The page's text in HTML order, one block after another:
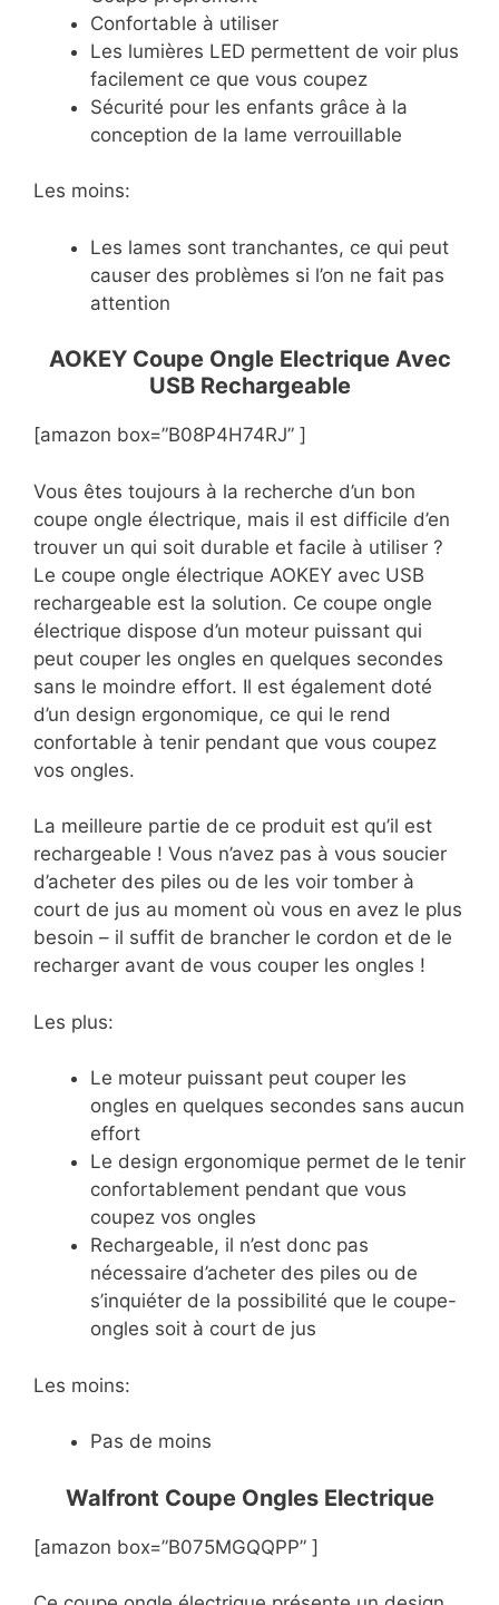
Confortable à utiliser
Les lumières LED permettent de voir plus
facilement ce que vous coupez
Sécurité pour les enfants grâce à la
conception de la lame verrouillable
Les moins:
Les lames sont tranchantes, ce qui peut
causer des problèmes si l’on ne fait pas
attention
AOKEY Coupe Ongle Electrique Avec
USB Rechargeable
[amazon box=”B08P4H74RJ” ]
Vous êtes toujours à la recherche d’un bon
coupe ongle électrique, mais il est difficile d’en
trouver un qui soit durable et facile à utiliser ?
Le coupe ongle électrique AOKEY avec USB
rechargeable est la solution. Ce coupe ongle
électrique dispose d’un moteur puissant qui
peut couper les ongles en quelques secondes
sans le moindre effort. Il est également doté
d’un design ergonomique, ce qui le rend
confortable à tenir pendant que vous coupez
vos ongles.
La meilleure partie de ce produit est qu’il est
rechargeable ! Vous n’avez pas à vous soucier
d’acheter des piles ou de les voir tomber à
court de jus au moment où vous en avez le plus
besoin – il suffit de brancher le cordon et de le
recharger avant de vous couper les ongles !
Les plus:
Le moteur puissant peut couper les
ongles en quelques secondes sans aucun
effort
Le design ergonomique permet de le tenir
confortablement pendant que vous
coupez vos ongles
Rechargeable, il n’est donc pas
nécessaire d’acheter des piles ou de
s’inquiéter de la possibilité que le coupe-
ongles soit à court de jus
Les moins:
Pas de moins
Walfront Coupe Ongles Electrique
[amazon box=”B075MGQQPP” ]